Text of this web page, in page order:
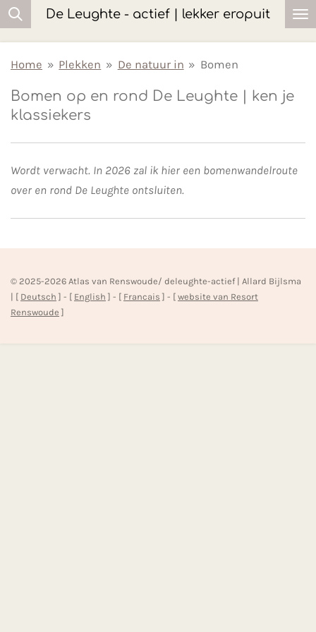
Ga
hoofdinhoud
De Leughte - actief | lekker eropuit
Home » Plekken » De natuur in » Bomen
Bomen op en rond De Leughte | ken je
klassiekers
Wordt verwacht. In 2026 zal ik hier een bomenwandelroute
over en rond De Leughte ontsluiten.
© 2025-2026 Atlas van Renswoude/ deleughte-actief | Allard Bijlsma
| [ Deutsch ] - [ English ] - [ Francais ] - [ website van Resort
Renswoude ]